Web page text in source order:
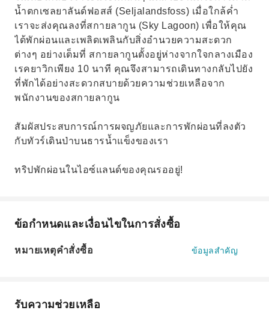
น้ำตกเซลยาลันด์ฟอสส์ (Seljalandsfoss) เมื่อใกล้ค่ำ
เราจะส่งคุณลงที่สกายลากูน (Sky Lagoon) เพื่อให้คุณ
ได้พักผ่อนและเพลิดเพลินกับสิ่งอำนวยความสะดวก
ต่างๆ อย่างเต็มที่ สกายลากูนตั้งอยู่ห่างจากใจกลางเมือง
เรคยาวิกเพียง 10 นาที คุณจึงสามารถเดินทางกลับไปยัง
ที่พักได้อย่างสะดวกสบายด้วยความช่วยเหลือจาก
พนักงานของสกายลากูน
สัมผัสประสบการณ์การผจญภัยและการพักผ่อนที่ลงตัว
กับทัวร์เดินป่าบนธารน้ำแข็งของเรา
ทริปพักผ่อนในไอซ์แลนด์ของคุณรออยู่!
ข้อกำหนดและเงื่อนไขในการสั่งซื้อ
หมายเหตุคำสั่งซื้อ ข้อมูลสำคัญ
รับความช่วยเหลือ